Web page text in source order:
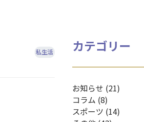
私生活 カテゴリー
お知らせ (21)
コラム (8)
スポーツ (14)